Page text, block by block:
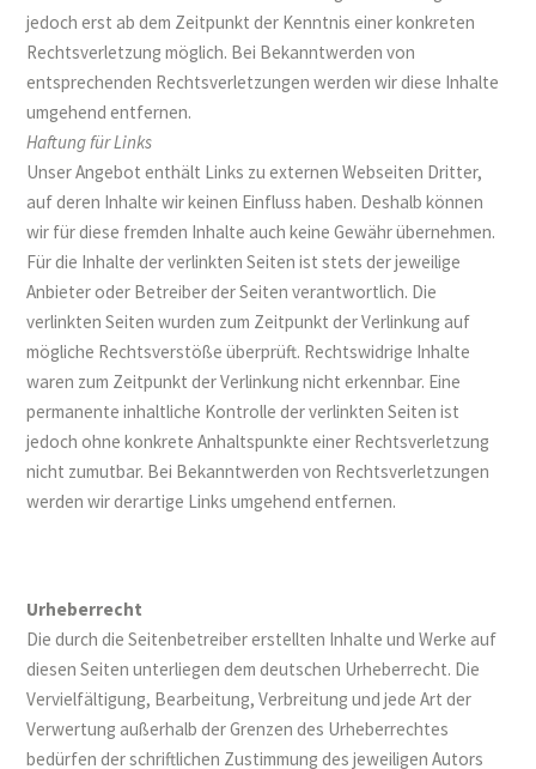
jedoch erst ab dem Zeitpunkt der Kenntnis einer konkreten
Rechtsverletzung möglich. Bei Bekanntwerden von
entsprechenden Rechtsverletzungen werden wir diese Inhalte
umgehend entfernen.
Haftung für Links
Unser Angebot enthält Links zu externen Webseiten Dritter,
auf deren Inhalte wir keinen Einfluss haben. Deshalb können
wir für diese fremden Inhalte auch keine Gewähr übernehmen.
Für die Inhalte der verlinkten Seiten ist stets der jeweilige
Anbieter oder Betreiber der Seiten verantwortlich. Die
verlinkten Seiten wurden zum Zeitpunkt der Verlinkung auf
mögliche Rechtsverstöße überprüft. Rechtswidrige Inhalte
waren zum Zeitpunkt der Verlinkung nicht erkennbar. Eine
permanente inhaltliche Kontrolle der verlinkten Seiten ist
jedoch ohne konkrete Anhaltspunkte einer Rechtsverletzung
nicht zumutbar. Bei Bekanntwerden von Rechtsverletzungen
werden wir derartige Links umgehend entfernen.
Urheberrecht
Die durch die Seitenbetreiber erstellten Inhalte und Werke auf
diesen Seiten unterliegen dem deutschen Urheberrecht. Die
Vervielfältigung, Bearbeitung, Verbreitung und jede Art der
Verwertung außerhalb der Grenzen des Urheberrechtes
bedürfen der schriftlichen Zustimmung des jeweiligen Autors